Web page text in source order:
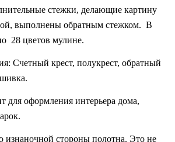
стежки, делающие картину
выполнены обратным стежком. В
28 цветов мулине.
Счетный крест, полукрест, обратный
для оформления интерьера дома,
стороны полотна. Это не